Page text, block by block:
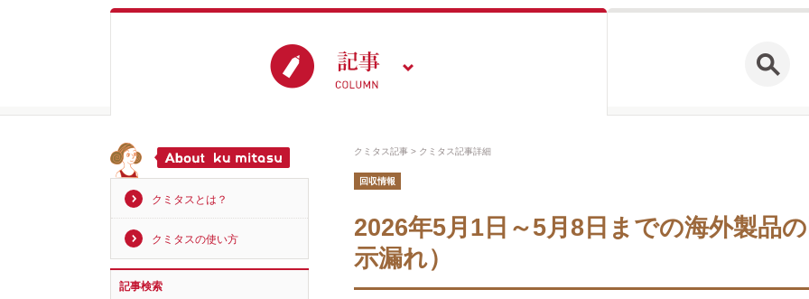
クミタス記事 クミタス記事詳細
回収情報
2026年5月1日～5月8日までの海外製品
示漏れ）
クミタスとは？
クミタスの使い方
記事検索